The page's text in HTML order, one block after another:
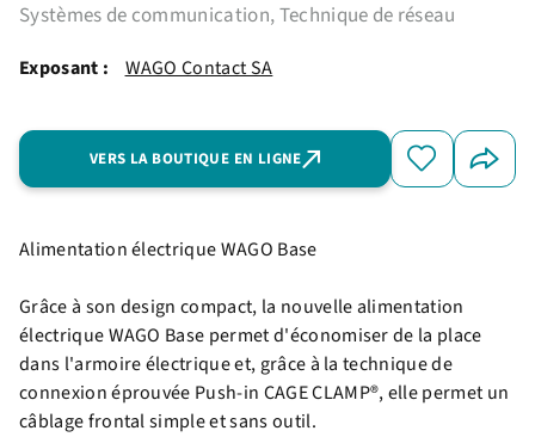
Systèmes de communication, Technique de réseau
Exposant : WAGO Contact SA
VERS LA BOUTIQUE EN LIGNE
Alimentation électrique WAGO Base
Grâce à son design compact, la nouvelle alimentation
électrique WAGO Base permet d'économiser de la place
dans l'armoire électrique et, grâce à la technique de
connexion éprouvée Push-in CAGE CLAMP®, elle permet un
câblage frontal simple et sans outil.